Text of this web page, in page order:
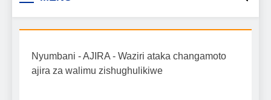
Tanzania
kilimo, mitindo, na burudani kwa Kiswahili,
mafanikio yako.
Nyumbani -AJIRA - Waziri ataka changamoto
ajira za walimu zishughulikiwe